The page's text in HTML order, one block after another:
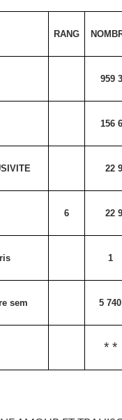
RANG
959
156
22
6 22
1
sem 5 740
* *